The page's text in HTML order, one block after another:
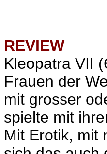
REVIEW
Kleopatra VII
Frauen der
mit grosser
spielte mit
Mit Erotik, mit